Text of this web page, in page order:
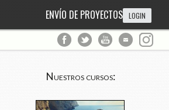
ENVÍO DE PROYECTOS LOGIN
Nuestros cursos: